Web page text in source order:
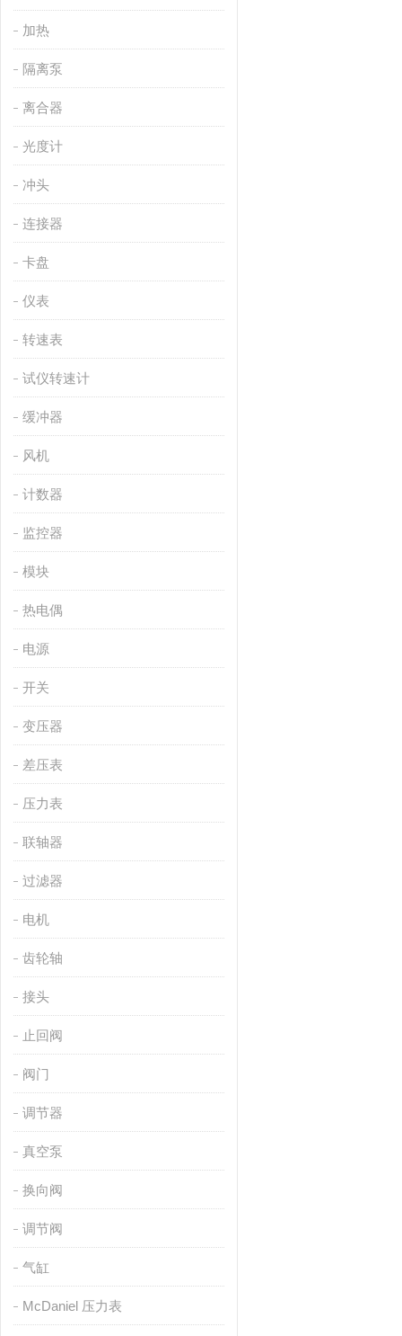
加热
隔离泵
离合器
光度计
冲头
连接器
卡盘
仪表
转速表
试仪转速计
缓冲器
风机
计数器
监控器
模块
热电偶
电源
开关
变压器
差压表
压力表
联轴器
过滤器
电机
齿轮轴
接头
止回阀
阀门
调节器
真空泵
换向阀
调节阀
气缸
McDaniel 压力表